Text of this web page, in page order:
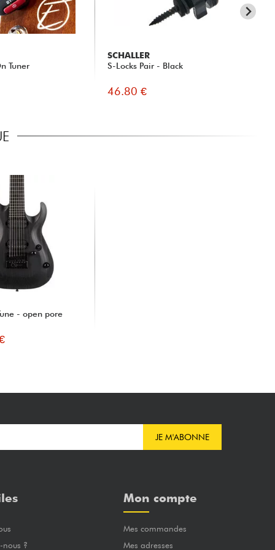
Tuner
SCHALLER
S-Locks Pair - Black
46.80 €
- open pore
JE M'ABONNE
nous ?
Mon compte
Mes commandes
Mes adresses